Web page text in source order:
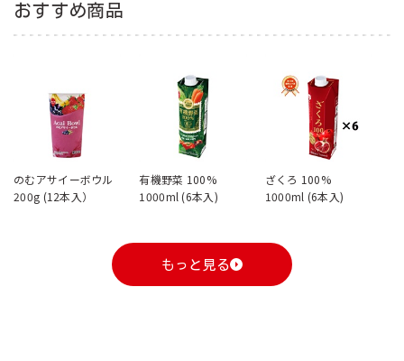
おすすめ商品
のむアサイーボウル
200g (12本入）
有機野菜 100%
1000ml (6本入)
ざくろ 100%
1000ml (6本入)
もっと見る